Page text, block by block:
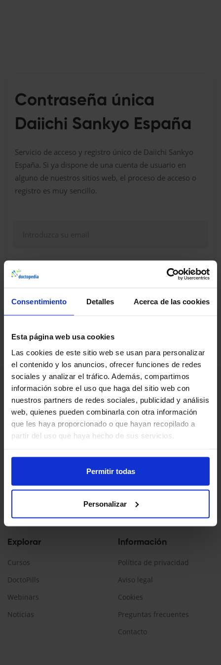
Consentimiento Detalles Acerca de las cookies
Esta página web usa cookies
Las cookies de este sitio web se usan para personalizar
el contenido y los anuncios, ofrecer funciones de redes
sociales y analizar el tráfico. Además, compartimos
información sobre el uso que haga del sitio web con
nuestros partners de redes sociales, publicidad y análisis
web, quienes pueden combinarla con otra información
que les haya proporcionado o que hayan recopilado a
partir del uso que haya hecho de sus servicios.
Permitir todas
Personalizar
Contraseña única
Daiichi Sankyo España
Servicio de acceso y registro único de Daiichi Sankyo
España. Si ya dispone de una cuenta de usuario en
alguno de nuestros sitios web, el proceso de acceso o
registro es muy sencillo.
¿Dudas, problemas? Consulte nuestra sección de
Preguntas frecuentes
profesionales sanitarios, que prescriban/dispensen
medicamentos en España.
Explorar
Cursos
DoctoPills
Webinars
Noticias
Información
Política de privacidad
Aviso legal
Cookies
Preguntas frecuentes
Contacto